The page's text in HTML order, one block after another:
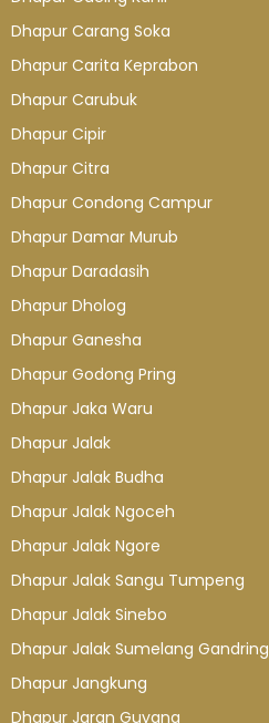
Dhapur Carang Soka
Dhapur Carita Keprabon
Dhapur Carubuk
Dhapur Cipir
Dhapur Citra
Dhapur Condong Campur
Dhapur Damar Murub
Dhapur Daradasih
Dhapur Dholog
Dhapur Ganesha
Dhapur Godong Pring
Dhapur Jaka Waru
Dhapur Jalak
Dhapur Jalak Budha
Dhapur Jalak Ngoceh
Dhapur Jalak Ngore
Dhapur Jalak Sangu Tumpeng
Dhapur Jalak Sinebo
Dhapur Jalak Sumelang Gandring
Dhapur Jangkung
Dhapur Jaran Guyang